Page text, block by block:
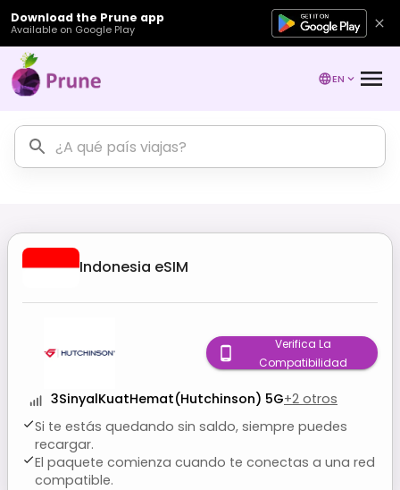
Download the Prune app
Available on Google Play
EN
Indonesia eSIM
3SinyalKuatHemat(Hutchinson) 5G+2 otros
Si te estás quedando sin saldo, siempre puedes
recargar.
El paquete comienza cuando te conectas a una red
compatible.
Verifica La
Compatibilidad